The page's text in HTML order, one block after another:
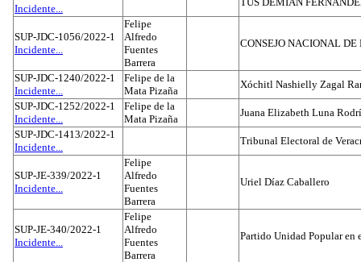
Incidente...
SUP-JDC-1056/2022-1
Incidente...
Felipe
Alfredo
Fuentes
Barrera
CONSEJO NACIONAL
SUP-JDC-1240/2022-1
Incidente...
Felipe de la
Mata Pizaña
Xóchitl Nashielly Zagal
SUP-JDC-1252/2022-1
Incidente...
Felipe de la
Mata Pizaña
Juana Elizabeth Luna
SUP-JDC-1413/2022-1
Incidente...
Tribunal Electoral de
SUP-JE-339/2022-1
Incidente...
Felipe
Alfredo
Fuentes
Barrera
Uriel Díaz Caballero
SUP-JE-340/2022-1
Incidente...
Felipe
Alfredo
Fuentes
Barrera
Partido Unidad Popular en